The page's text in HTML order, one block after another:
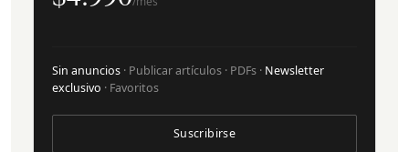
Sin anuncios · Publicar artículos · PDFs · Newsletter
exclusivo · Favoritos
Suscribirse